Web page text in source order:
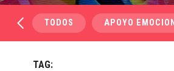
TODOS APOYO
TAG: